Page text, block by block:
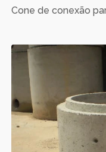
Cone de conexão